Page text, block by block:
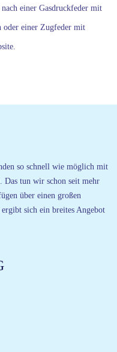
einer Gasdruckfeder mit
oder einer Zugfeder mit
so schnell wie möglich mit
Das tun wir schon seit mehr
über einen großen
sich ein breites Angebot